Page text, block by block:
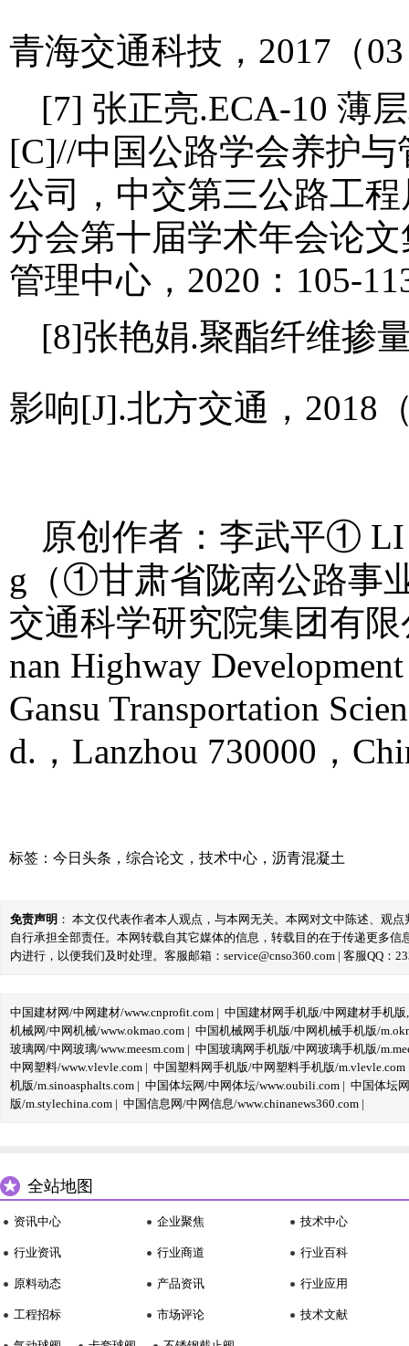
青海交通科技，2017（
[7] 张正亮.ECA-10 薄
[C]//中国公路学会养护
公司，中交第三公路工
分会第十届学术年会论
管理中心，2020：105-
[8]张艳娟.聚酯纤维掺
影响[J].北方交通，2018
原创作者：李武平① LI
g（①甘肃省陇南公路事
交通科学研究院集团有
nan Highway
Gansu Transportation
d.，Lanzhou 730000，
标签： 今日头条 ， 综合论文 ， 技术中心 ， 沥青混凝土
免责声明 ： 本文仅代表作者本人观点，与本网无关。本网对文中陈述、观
自行承担全部责任。本网转载自其它媒体的信息，转载目的在于传递更多
内进行，以便我们及时处理。客服邮箱：service@cnso360.com | 客服QQ：
中国建材网/中网建材/www.cnprofit.com | 中国建材网手机版/中网建材手机版
机械网/中网机械/www.okmao.com | 中国机械网手机版/中网机械手机版/
玻璃网/中网玻璃/www.meesm.com | 中国玻璃网手机版/中网玻璃手机版/
中网塑料/www.vlevle.com | 中国塑料网手机版/中网塑料手机版/m.vlevle.com
机版/m.sinoasphalts.com | 中国体坛网/中网体坛/www.oubili.com | 中国体坛
版/m.stylechina.com | 中国信息网/中网信息/www.chinanews360.com |
全站地图
资讯中心
行业资讯
原料动态
工程招标
企业聚焦
行业商道
产品资讯
市场评论
技术中心
行业百科
行业应用
技术文献